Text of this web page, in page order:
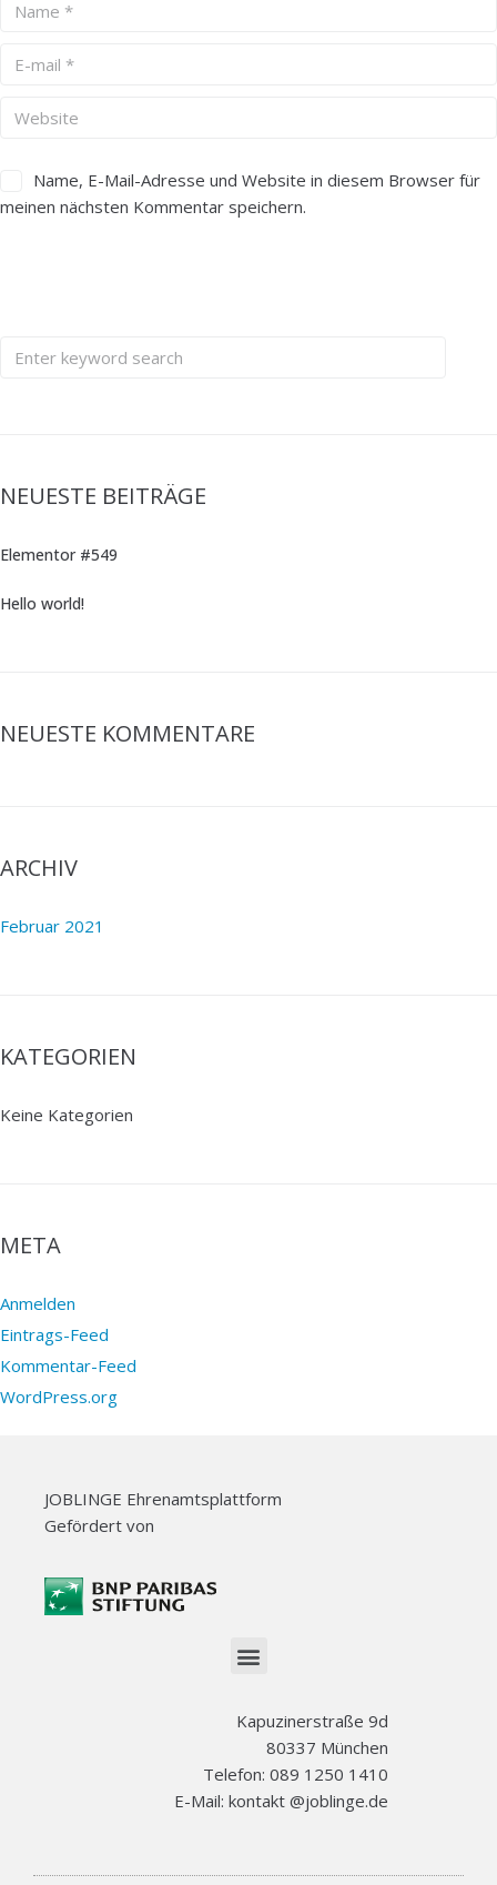
Name, E-Mail-Adresse und Website in diesem Browser für
meinen nächsten Kommentar speichern.
NEUESTE BEITRÄGE
Elementor #549
Hello world!
NEUESTE KOMMENTARE
ARCHIV
Februar 2021
KATEGORIEN
Keine Kategorien
META
Anmelden
Eintrags-Feed
Kommentar-Feed
WordPress.org
JOBLINGE Ehrenamtsplattform
Gefördert von
Kapuzinerstraße 9d
80337 München
Telefon: 089 1250 1410
E-Mail: kontakt @joblinge.de